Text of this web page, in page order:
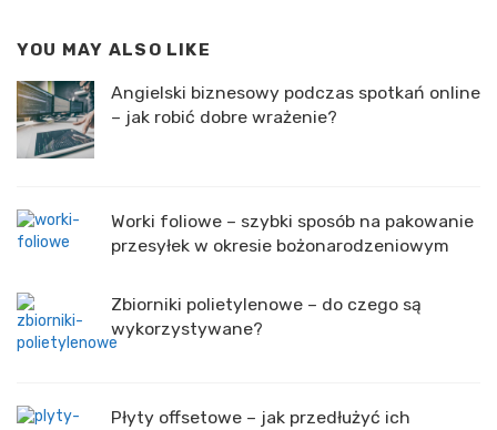
YOU MAY ALSO LIKE
Angielski biznesowy podczas spotkań online
– jak robić dobre wrażenie?
Worki foliowe – szybki sposób na pakowanie
przesyłek w okresie bożonarodzeniowym
Zbiorniki polietylenowe – do czego są
wykorzystywane?
Płyty offsetowe – jak przedłużyć ich